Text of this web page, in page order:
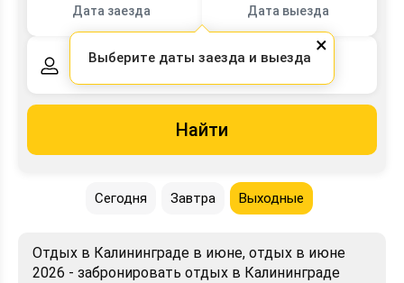
Дата заезда Дата выезда
2 взрослых, 0 детей
Найти
Сегодня Завтра Выходные
Отдых в Калининграде в июне, отдых в июне
2026 - забронировать отдых в Калининграде
×
Выберите даты заезда и выезда